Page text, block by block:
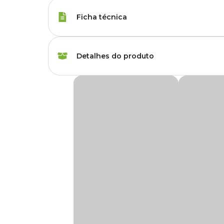
Ficha técnica
Cor Colorido, Rosa,
Detalhes do produto